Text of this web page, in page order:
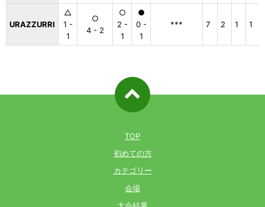
URAZZURRI
△
1 -
1
○
4 - 2
○
2 -
1
●
0 -
1
*** 7 2 1 1
TOP
初めての方
カテゴリー
会場